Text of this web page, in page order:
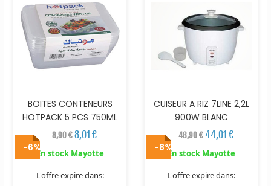
BOITES CONTENEURS
HOTPACK 5 PCS 750ML
8,90 €8,01 €
En stock Mayotte
L'offre expire dans:
CUISEUR A RIZ 7LINE 2,2L
900W BLANC
48,90 € 44,01 €
En stock Mayotte
L'offre expire dans:
-6% -8%